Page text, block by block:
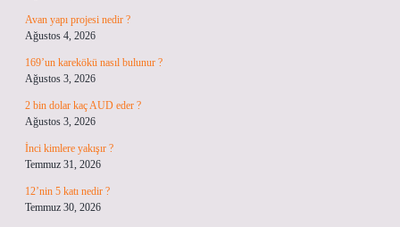
Avan yapı projesi nedir ?
Ağustos 4, 2026
169’un karekökü nasıl bulunur ?
Ağustos 3, 2026
2 bin dolar kaç AUD eder ?
Ağustos 3, 2026
İnci kimlere yakışır ?
Temmuz 31, 2026
12’nin 5 katı nedir ?
Temmuz 30, 2026